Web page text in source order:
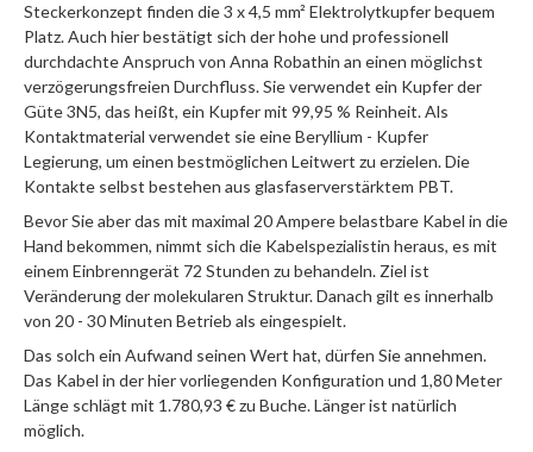
Steckerkonzept finden die 3 x 4,5 mm² Elektrolytkupfer bequem
Platz. Auch hier bestätigt sich der hohe und professionell
durchdachte Anspruch von Anna Robathin an einen möglichst
verzögerungsfreien Durchfluss. Sie verwendet ein Kupfer der
Güte 3N5, das heißt, ein Kupfer mit 99,95 % Reinheit. Als
Kontaktmaterial verwendet sie eine Beryllium - Kupfer
Legierung, um einen bestmöglichen Leitwert zu erzielen. Die
Kontakte selbst bestehen aus glasfaserverstärktem PBT.
Bevor Sie aber das mit maximal 20 Ampere belastbare Kabel in die
Hand bekommen, nimmt sich die Kabelspezialistin heraus, es mit
einem Einbrenngerät 72 Stunden zu behandeln. Ziel ist
Veränderung der molekularen Struktur. Danach gilt es innerhalb
von 20 - 30 Minuten Betrieb als eingespielt.
Das solch ein Aufwand seinen Wert hat, dürfen Sie annehmen.
Das Kabel in der hier vorliegenden Konfiguration und 1,80 Meter
Länge schlägt mit 1.780,93 € zu Buche. Länger ist natürlich
möglich.